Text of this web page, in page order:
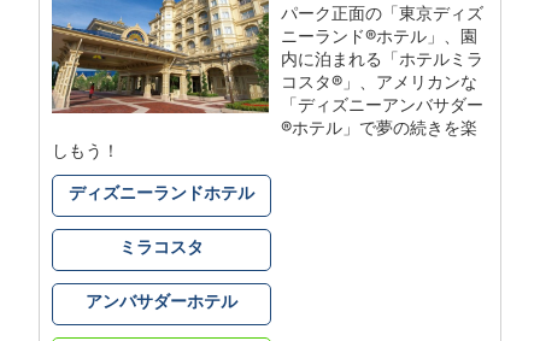
パーク正面の「東京ディズ
ニーランド®ホテル」、園
内に泊まれる「ホテルミラ
コスタ®」、アメリカンな
「ディズニーアンバサダー
®ホテル」で夢の続きを楽
しもう！
ディズニーランドホテル
ミラコスタ
アンバサダーホテル